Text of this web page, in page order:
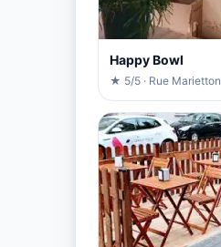
Happy Bowl
★ 5/5 · Rue Marietton